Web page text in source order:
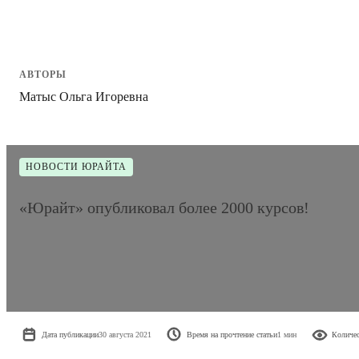
АВТОРЫ
Матыс Ольга Игоревна
НОВОСТИ ЮРАЙТА
«Юрайт» опубликовал более 2000 курсов!
Дата публикации30 августа 2021 Время на прочтение статьи1 мин